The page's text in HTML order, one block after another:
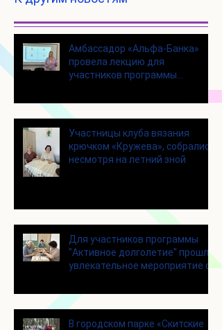
Амбассадор «Альфа-Банка»
провела лекцию для
участников программы
Участницы клуба вязания
крючком «Кружева», собрались
несмотря на летний зной
Для участников программы
"Активное долголетие" прошло
увлекательное мероприятие с
играми
В городском парке «Скитские